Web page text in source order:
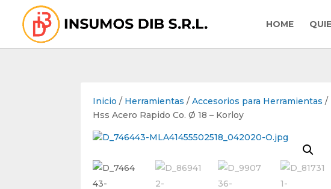
HOME
Inicio / Herramientas /Accesorios para Herramientas /
Hss Acero Rapido Co. Ø 18 – Korloy